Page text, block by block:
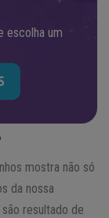
escolha um
mostra não só
da nossa
resultado de